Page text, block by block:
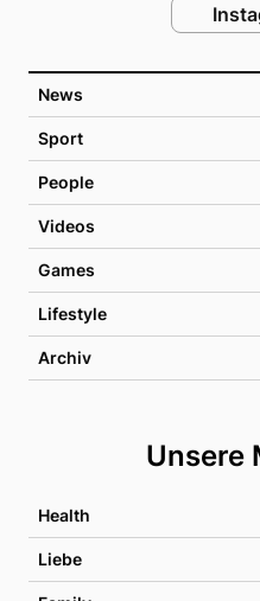
News
Sport
People
Videos
Games
Lifestyle
Archiv
Unsere
Health
Liebe